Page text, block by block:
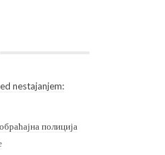
nestajanjem:
полиција